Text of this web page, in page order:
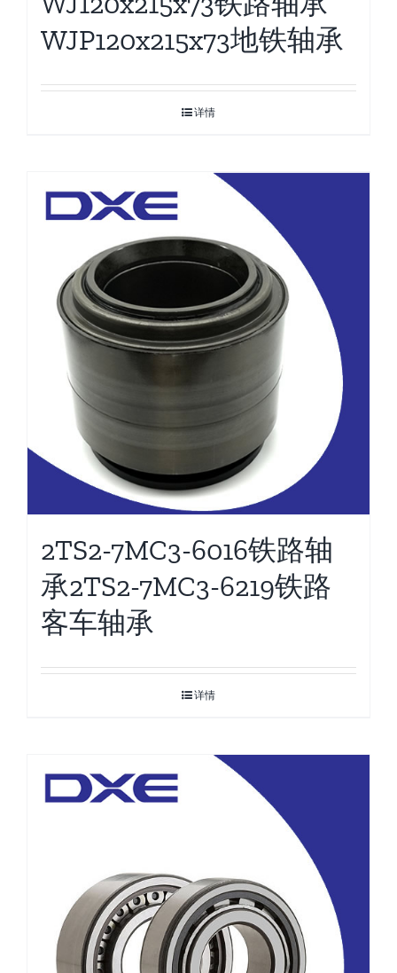
WJP120x215x73地铁轴承
详情
2TS2-7MC3-6016铁路轴
承2TS2-7MC3-6219铁路
客车轴承
详情